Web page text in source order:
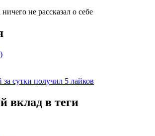
не рассказал о себе
за сутки получил 5 лайков
вклад в теги